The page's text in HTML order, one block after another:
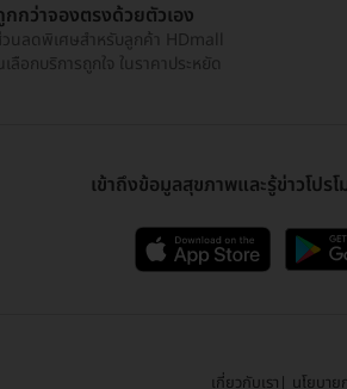
กกว่าจองตรงด้วยตัวเอง
นลดพิเศษสำหรับลูกค้า HDmall
ลือกบริการถูกใจ ในราคาประหยัด
เข้าถึงข้อมูลสุขภาพและรู้ข่าวโปร
เกี่ยวกับเรา นโยบาย